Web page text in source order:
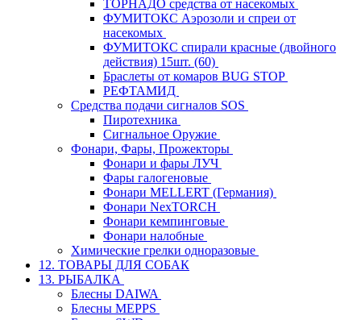
ТОРНАДО средства от насекомых
ФУМИТОКС Аэрозоли и спреи от
насекомых
ФУМИТОКС спирали красные (двойного
действия) 15шт. (60)
Браслеты от комаров BUG STOP
РЕФТАМИД
Средства подачи сигналов SOS
Пиротехника
Сигнальное Оружие
Фонари, Фары, Прожекторы
Фонари и фары ЛУЧ
Фары галогеновые
Фонари MELLERT (Германия)
Фонари NexTORCH
Фонари кемпинговые
Фонари налобные
Химические грелки одноразовые
12. ТОВАРЫ ДЛЯ СОБАК
13. РЫБАЛКА
Блесны DAIWA
Блесны MEPPS